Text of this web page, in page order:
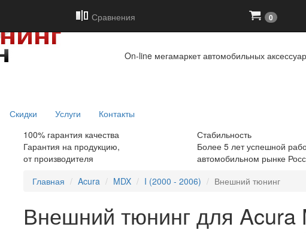
Сравнения 0
On-line мегамаркет автомобильных
Скидки Услуги
Контакты
100% гарантия качества
Гарантия на продукцию,
от производителя
Стабильность
Более 5 лет успешной
автомобильном рынке
Главная Acura MDX I (2000 - 2006) Внешний тюнинг
Внешний тюнинг для Acura